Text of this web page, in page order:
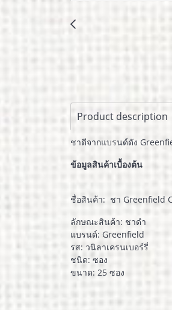
Product description
ชาดีจากแบรนด์ดัง
ข้อมูลสินค้าเบื้องต้น
ชื่อสินค้า: ชา Greenfield
ลักษณะสินค้า: ชาดำ
แบรนด์: Greenfield
รส: วนิลาเครนเบอร์รี่
ชนิด: ซอง
ขนาด: 25 ซอง